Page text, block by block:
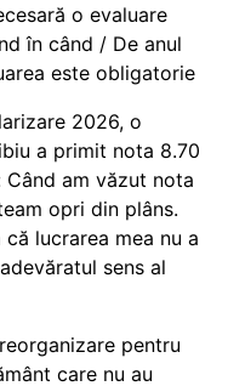
o evaluare
în când / De anul
este obligatorie
2026, o
a primit nota 8.70
am văzut nota
opri din plâns.
lucrarea mea nu a
sens al
pentru
care nu au